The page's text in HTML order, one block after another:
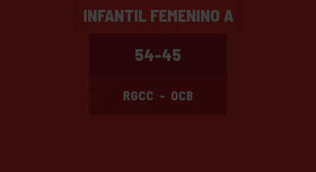
INFANTIL FEMENINO A
54-45
RGCC - OCB